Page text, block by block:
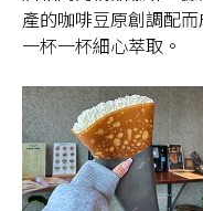
產的咖啡豆原創調配
一杯一杯細心萃取。